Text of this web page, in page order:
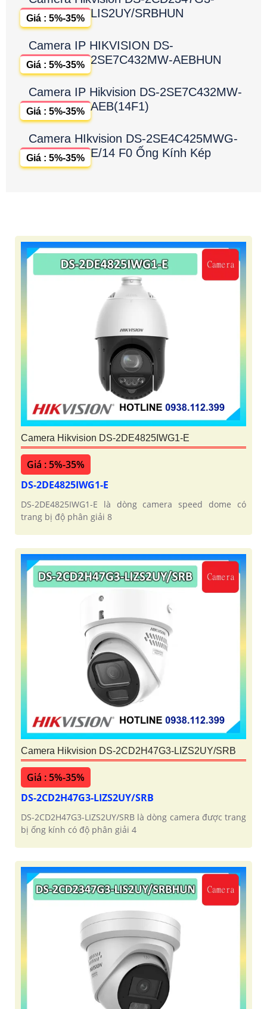
LẮP CAMERA CHÍNH HÃNG HD
Camera Hikvision DS-2DE4825IWG1-E
Giá : 5%-35%
Camera Hikvision DS-2CD2H47G3-
LIZS2UY/SRB
Giá : 5%-35%
Camera Hikvision DS-2CD2347G3-
LIS2UY/SRBHUN
Giá : 5%-35%
Camera IP Hikvision DS-2SE7C432MW-
AEB(14F1)
Giá : 5%-35%
Camera HIkvision DS-2SE4C425MWG-
E/14 F0 Ống Kính Kép
Camera Hikvision DS-2DE4825IWG1-E
DS-2DE4825IWG1-E
DS-2DE4825IWG1-E là dòng camera speed dome có
trang bị độ phân giải 8
Camera Hikvision DS-2CD2H47G3-LIZS2UY/SRB
Giá : 5%-35%
DS-2CD2H47G3-LIZS2UY/SRB
DS-2CD2H47G3-LIZS2UY/SRB là dòng camera được trang
bị ống kính có độ phân giải 4